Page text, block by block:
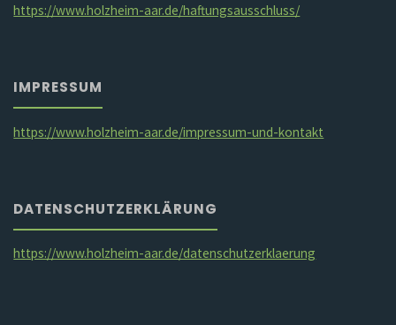
https://www.holzheim-aar.de/haftungsausschluss/
IMPRESSUM
https://www.holzheim-aar.de/impressum-und-kontakt
DATENSCHUTZERKLÄRUNG
https://www.holzheim-aar.de/datenschutzerklaerung